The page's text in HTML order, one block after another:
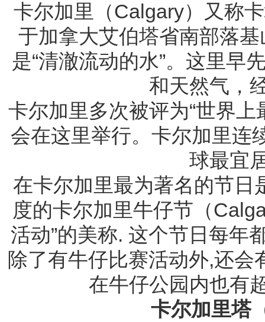
卡尔加里（Calgary）又称
于加拿大艾伯塔省南部落
是“清澈流动的水”。这里早
和天然气，
卡尔加里多次被评为“世界
会在这里举行。卡尔加里连
球最宜
在卡尔加里最为著名的节日
度的卡尔加里牛仔节（
活动”的美称. 这个节日每年
除了有牛仔比赛活动外,还
在牛仔公园内也有
卡尔加里塔